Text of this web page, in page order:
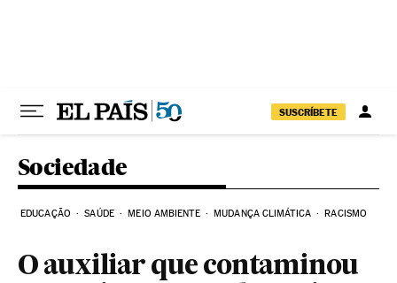
SUSCRÍBETE
Sociedade
EDUCAÇÃO SAÚDE MEIO AMBIENTE MUDANÇA CLIMÁTICA RACISMO
O auxiliar que contaminou